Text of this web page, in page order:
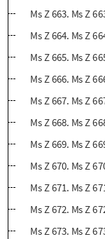
Ms Z 663. Ms Z
Ms Z 664. Ms Z
Ms Z 665. Ms Z
Ms Z 666. Ms Z
Ms Z 667. Ms Z
Ms Z 668. Ms Z
Ms Z 669. Ms Z
Ms Z 670. Ms Z
Ms Z 671. Ms Z
Ms Z 672. Ms Z
Ms Z 673. Ms Z